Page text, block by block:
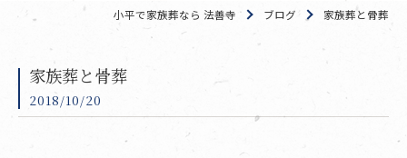
小平で家族葬なら 法善寺 ブログ 家族葬と骨葬
家族葬と骨葬
2018/10/20